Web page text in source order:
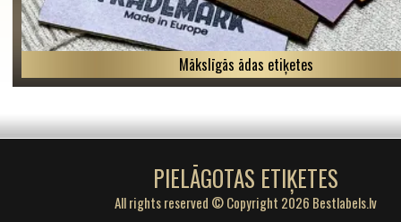
Mākslīgās ādas etiķetes
PIELĀGOTAS ETIĶETES
All rights reserved © Copyright 2026 Bestlabels.lv